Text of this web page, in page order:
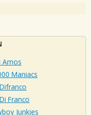
Amos
Maniacs
Franco
Junkies